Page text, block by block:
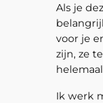
Als je
voor je
zijn, ze
Ik werk